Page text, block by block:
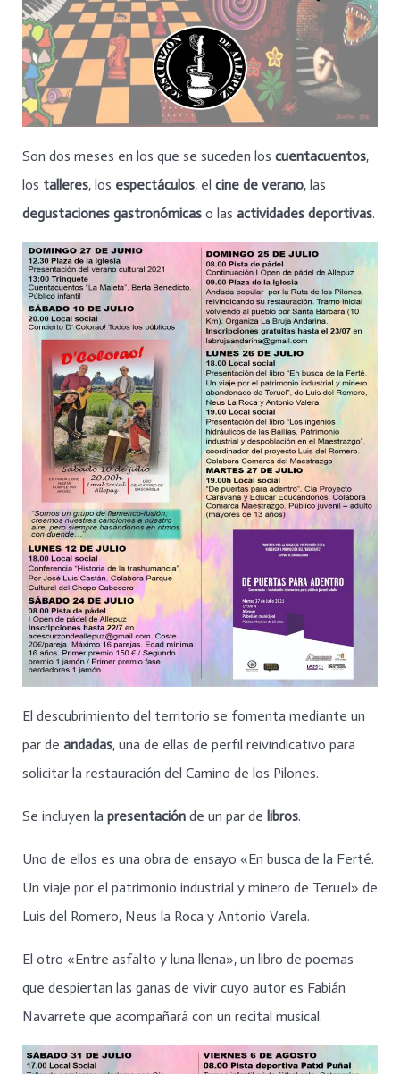
Son dos meses en los que se suceden los cuentacuentos,
los talleres, los espectáculos, el cine de verano, las
degustaciones gastronómicas o las actividades deportivas.
El descubrimiento del territorio se fomenta mediante un
par de andadas, una de ellas de perfil reivindicativo para
solicitar la restauración del Camino de los Pilones.
Se incluyen la presentación de un par de libros.
Uno de ellos es una obra de ensayo «En busca de la Ferté.
Un viaje por el patrimonio industrial y minero de Teruel» de
Luis del Romero, Neus la Roca y Antonio Varela.
El otro «Entre asfalto y luna llena», un libro de poemas
que despiertan las ganas de vivir cuyo autor es Fabián
Navarrete que acompañará con un recital musical.